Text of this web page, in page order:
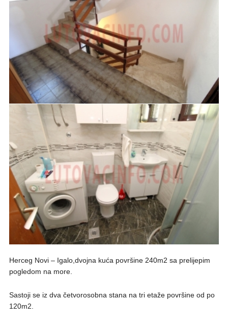
Herceg Novi – Igalo,dvojna kuća površine 240m2 sa prelijepim
pogledom na more.
Sastoji se iz dva četvorosobna stana na tri etaže površine od po
120m2.